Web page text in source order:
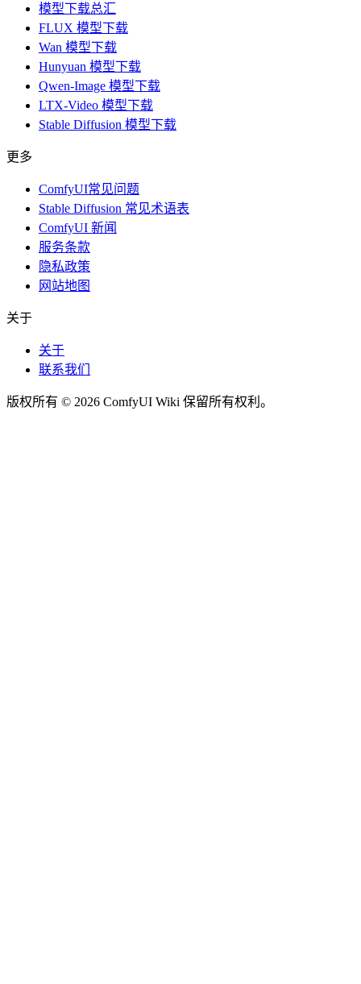
模型下载总汇
FLUX 模型下载
Wan 模型下载
Hunyuan 模型下载
Qwen-Image 模型下载
LTX-Video 模型下载
Stable Diffusion 模型下载
更多
ComfyUI常见问题
Stable Diffusion 常见术语表
ComfyUI 新闻
服务条款
隐私政策
网站地图
关于
关于
联系我们
版权所有 © 2026 ComfyUI Wiki 保留所有权利。